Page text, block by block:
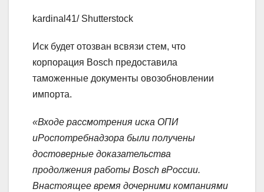
kardinal41/ Shutterstock
Иск будет отозван всвязи стем, что
корпорация Bosch предоставила
таможенные документы овозобновлении
импорта.
«Входе рассмотрения иска ОПИ
иРоспотребнадзора были получены
достоверные доказательства
продолжения работы Bosch вРоссии.
Внастоящее время дочерними компаниями